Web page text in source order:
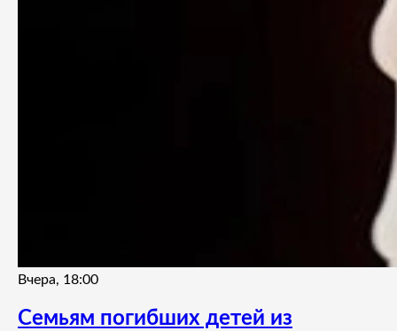
Вчера, 18:00
Семьям погибших детей из